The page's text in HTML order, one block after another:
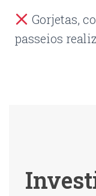
Gorjetas,
passeios